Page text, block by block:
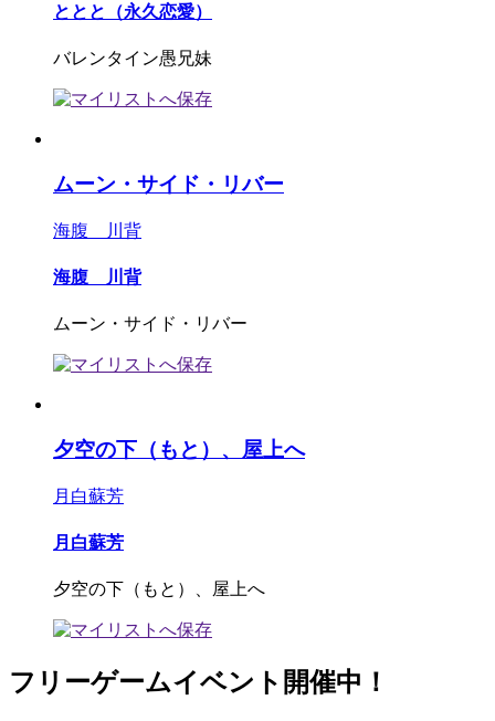
ととと（永久恋愛）
バレンタイン愚兄妹
ムーン・サイド・リバー
海腹 川背
海腹 川背
ムーン・サイド・リバー
夕空の下（もと）、屋上へ
月白蘇芳
月白蘇芳
夕空の下（もと）、屋上へ
フリーゲームイベント開催中！